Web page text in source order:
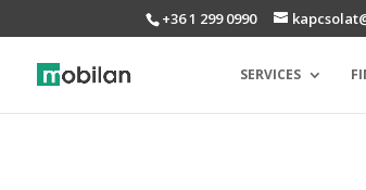
+36 1 299 0990
SERVICES